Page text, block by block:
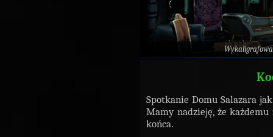
Spotkanie Domu Salazara
Mamy nadzieję, że
końca.